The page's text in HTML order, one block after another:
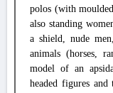
polos (with
also standing
a shield, nude
animals (horses,
model of an
headed figures